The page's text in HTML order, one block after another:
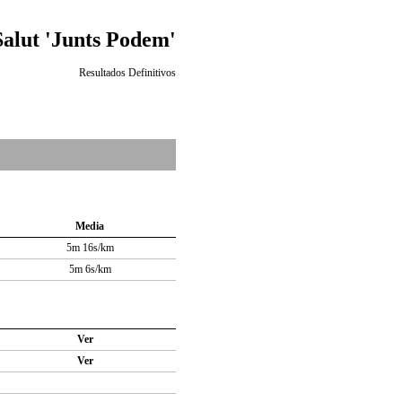
'Junts Podem'
Resultados Definitivos
Media
5m 16s/km
5m 6s/km
Ver
Ver